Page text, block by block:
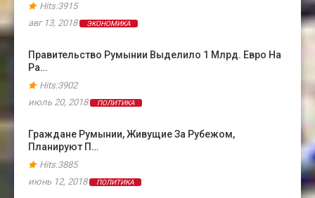
Hits:3915
авг 13, 2018
ЭКОНОМИКА
Правительство Румынии Выделило 1 Млрд. Евро На
Ра…
Hits:3902
июль 20, 2018
ПОЛИТИКА
Граждане Румынии, Живущие За Рубежом,
Планируют П…
Hits:3885
июнь 12, 2018
ПОЛИТИКА